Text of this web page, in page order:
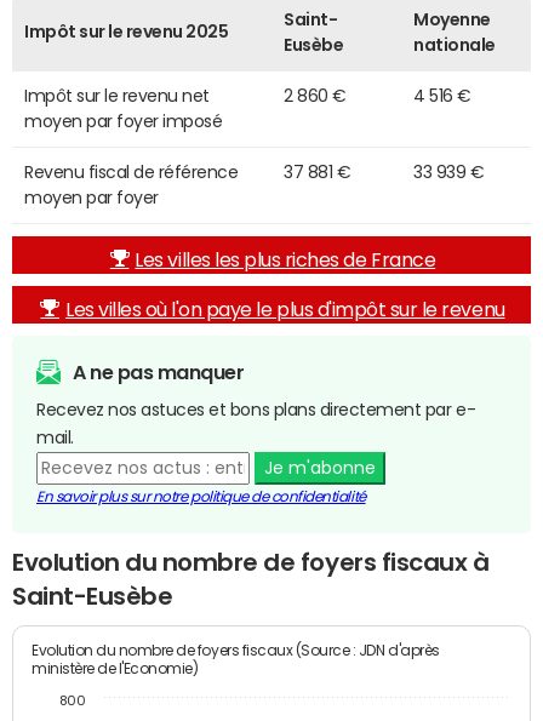
Impôt sur le revenu 2025
Saint-
Eusèbe
Moyenne
nationale
Impôt sur le revenu net
moyen par foyer imposé
2 860 € 4 516 €
Revenu fiscal de référence
moyen par foyer
37 881 € 33 939 €
Les villes les plus riches de France
Les villes où l'on paye le plus d'impôt sur le revenu
A ne pas manquer
Recevez nos astuces et bons plans directement par e-
mail.
Je m'abonne
En savoir plus sur notre politique de confidentialité
Evolution du nombre de foyers fiscaux à
Saint-Eusèbe
Evolution du nombre de foyers fiscaux (Source : JDN d'après
ministère de l'Economie)
800